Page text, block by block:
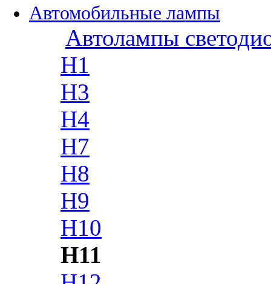
Автомобильные лампы
Автолампы
H1
H3
H4
H7
H8
H9
H10
H11